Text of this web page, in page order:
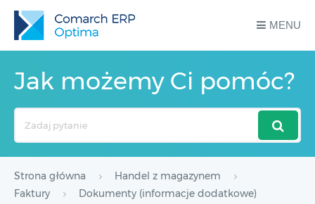
MENU
Jak możemy Ci pomóc?
Strona główna
Handel z magazynem
Faktury
Dokumenty (informacje dodatkowe)